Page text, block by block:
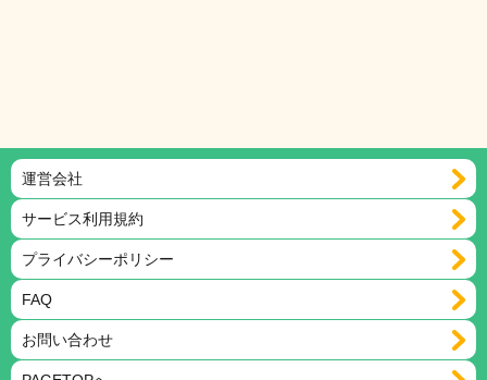
運営会社
サービス利用規約
プライバシーポリシー
FAQ
お問い合わせ